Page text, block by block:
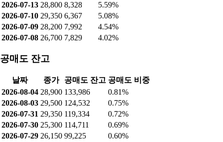
2026-07-13 28,800 8,328
5.59%
2026-07-10 29,350 6,367
5.08%
2026-07-09 28,200 7,992
4.54%
2026-07-08 26,700 7,829 4.02%
공매도 잔고
날짜 종가 공매도 잔고 공매도 비중
2026-08-04 28,900 133,986
0.81%
2026-08-03 29,500 124,532
0.75%
2026-07-31 29,350 119,334
0.72%
2026-07-30 25,300 114,711
0.69%
2026-07-29 26,150 99,225
0.60%